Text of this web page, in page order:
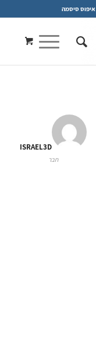
איפוס סיסמה
ISRAEL3D
חבר